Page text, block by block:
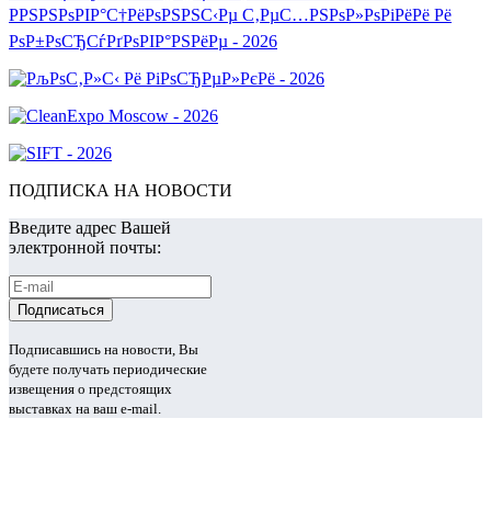
ПОДПИСКА НА НОВОСТИ
Введите адрес Вашей
электронной почты:
Подписавшись на новости, Вы
будете получать периодические
извещения о предстоящих
выставках на ваш e-mail.